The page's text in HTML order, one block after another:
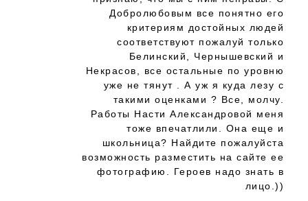
Добролюбовым все понятно его
критериям достойных людей
соответствуют пожалуй только
Белинский, Чернышевский и
Некрасов, все остальные по уровню
уже не тянут . А уж я куда лезу с
такими оценками ? Все, молчу.
Работы Насти Александровой меня
тоже впечатлили. Она еще и
школьница? Найдите пожалуйста
возможность разместить на сайте ее
фотографию. Героев надо знать в
лицо.))